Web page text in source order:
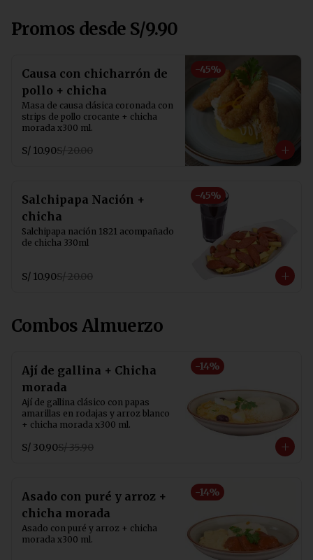
Promos desde S/9.90
-45%
Causa con chicharrón de
pollo + chicha
Masa de causa clásica coronada con
strips de pollo crocante + chicha
morada x300 ml.
S/ 10.90S/ 20.00
-45%
Salchipapa Nación +
chicha
Salchipapa nación 1821 acompañado
de chicha 330ml
S/ 10.90S/ 20.00
Combos Almuerzo
-14%
Ají de gallina + Chicha
morada
Ají de gallina clásico con papas
amarillas en rodajas y arroz blanco
+ chicha morada x300 ml.
S/ 30.90S/ 35.90
-14%
Asado con puré y arroz +
chicha morada
Asado con puré y arroz + chicha
morada x300 ml.